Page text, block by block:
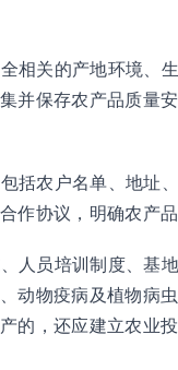
相关的产地环境、
并保存农产品质量
括农户名单、地址
作协议，明确农产
人员培训制度、基
动物疫病及植物病
的，还应建立农业